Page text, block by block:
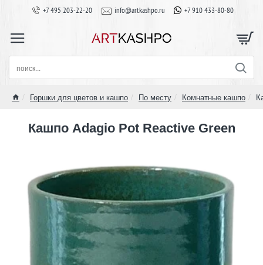
+7 495 203-22-20 info@artkashpo.ru +7 910 433-80-80
поиск...
Горшки для цветов и кашпо По месту Комнатные кашпо
Кашпо Adagio Pot Reactive Green